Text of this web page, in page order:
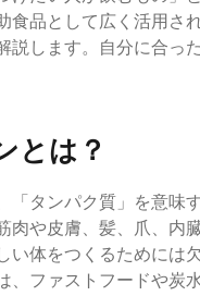
食品として広く活用さ
説します。自分に合っ
とは？
「タンパク質」を意味
肉や皮膚、髪、爪、内
い体をつくるためには
、ファストフードや炭